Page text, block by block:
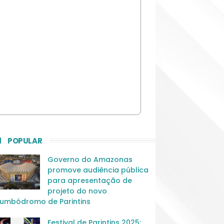
POPULAR
Governo do Amazonas
promove audiência pública
para apresentação de
projeto do novo
de Parintins